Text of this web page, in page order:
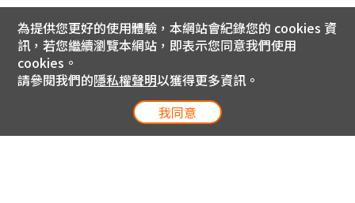
為提供您更好的使用體驗，本網站會紀錄您的 cookies 資
訊，若您繼續瀏覽本網站，即表示您同意我們使用
cookies。
請參閱我們的隱私權聲明以獲得更多資訊。
我同意